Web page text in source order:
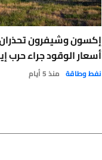
إكسون وشيفرون تحذران
أسعار الوقود جراء حرب
نفط وطاقة منذ 5 أيام